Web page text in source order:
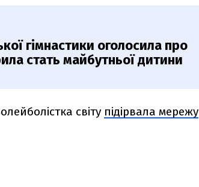
гімнастики оголосила про
стать майбутньої дитини
світу підірвала мережу